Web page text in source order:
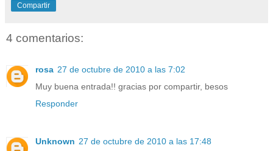
Compartir
4 comentarios:
rosa 27 de octubre de 2010 a las 7:02
Muy buena entrada!! gracias por compartir, besos
Responder
Unknown 27 de octubre de 2010 a las 17:48